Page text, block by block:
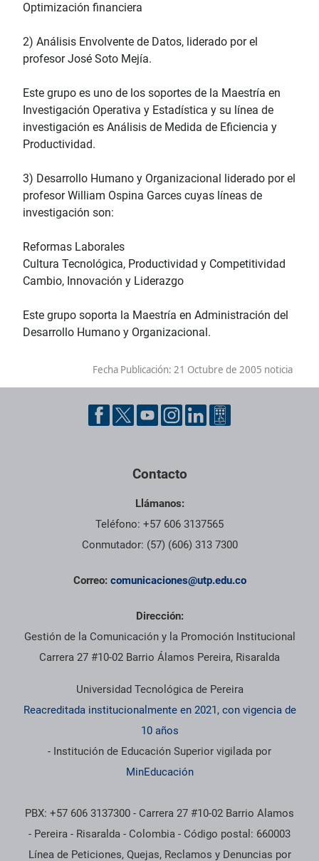
Optimización financiera
2) Análisis Envolvente de Datos, liderado por el
profesor José Soto Mejía.
Este grupo es uno de los soportes de la Maestría en
Investigación Operativa y Estadística y su línea de
investigación es Análisis de Medida de Eficiencia y
Productividad.
3) Desarrollo Humano y Organizacional liderado por el
profesor William Ospina Garces cuyas líneas de
investigación son:
Reformas Laborales
Cultura Tecnológica, Productividad y Competitividad
Cambio, Innovación y Liderazgo
Este grupo soporta la Maestría en Administración del
Desarrollo Humano y Organizacional.
Fecha Publicación: 21 Octubre de 2005 noticia
Contacto
Llámanos:
Teléfono: +57 606 3137565
Conmutador: (57) (606) 313 7300
Correo: comunicaciones@utp.edu.co
Dirección:
Gestión de la Comunicación y la Promoción Institucional
Carrera 27 #10-02 Barrio Álamos Pereira, Risaralda
Universidad Tecnológica de Pereira
Reacreditada institucionalmente en 2021, con vigencia de
10 años
- Institución de Educación Superior vigilada por
MinEducación
PBX: +57 606 3137300 - Carrera 27 #10-02 Barrio Alamos
- Pereira - Risaralda - Colombia - Código postal: 660003
Línea de Peticiones, Quejas, Reclamos y Denuncias por